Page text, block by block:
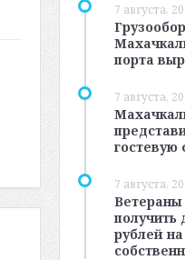
7 августа,
порта
7 августа,
гостевую
7 августа,
получить
рублей